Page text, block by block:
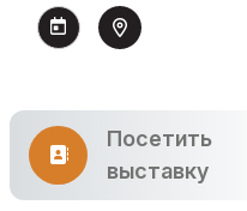
Посетить
выставку